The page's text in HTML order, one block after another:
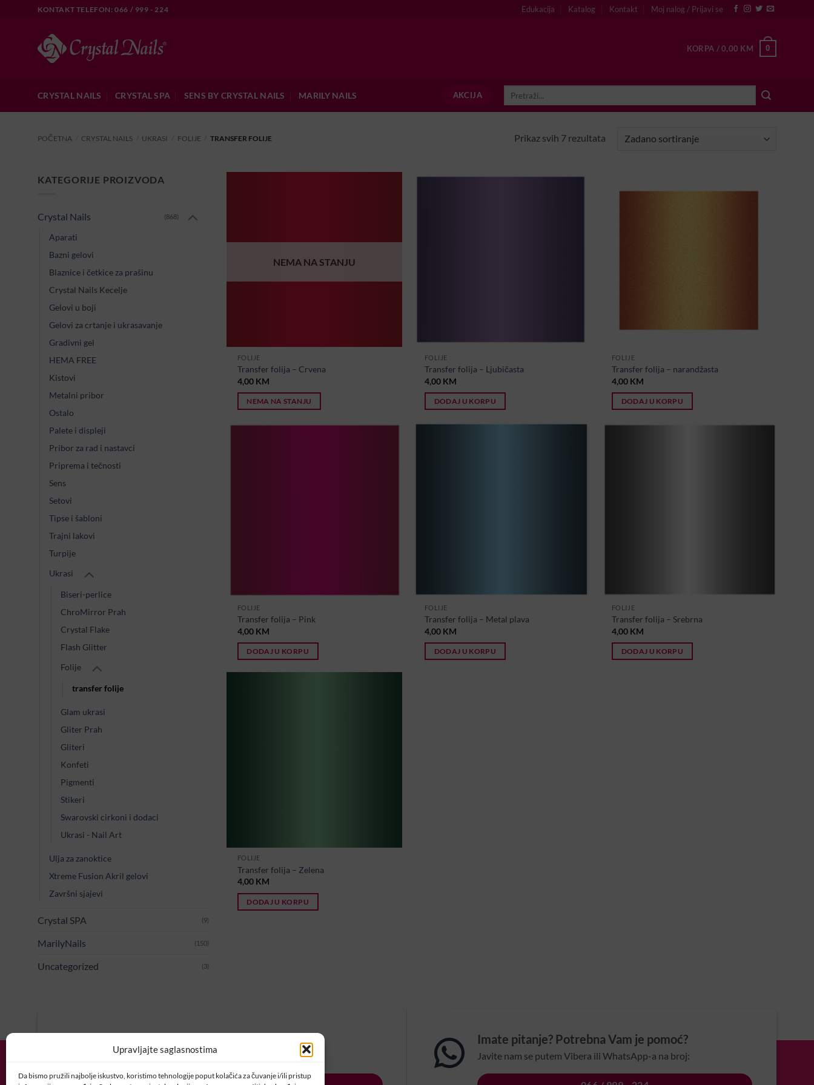
Upravljajte saglasnostima
Da bismo pružili najbolje iskustvo, koristimo tehnologije poput kolačića za čuvanje i/ili pristup
KONTAKT TELEFON: 066 / 999 - 224 Edukacija Katalog Kontakt Moj nalog / Prijavi se
KORPA /0,00 KM 0
CRYSTAL NAILS CRYSTAL SPA SENS BY CRYSTAL NAILS MARILY NAILS AKCIJA
POČETNA CRYSTAL NAILS UKRASI FOLIJE TRANSFER FOLIJE Prikaz svih 7 rezultata
KATEGORIJE PROIZVODA
Crystal Nails (868)
Aparati
Bazni gelovi
Blaznice i četkice za prašinu
Crystal Nails Kecelje
Gelovi u boji
Gelovi za crtanje i ukrasavanje
Gradivni gel
HEMA FREE
Kistovi
Metalni pribor
Ostalo
Palete i displeji
Pribor za rad i nastavci
Priprema i tečnosti
Sens
Setovi
Tipse i šabloni
Trajni lakovi
Turpije
Ukrasi
Biseri-perlice
ChroMirror Prah
Crystal Flake
Flash Glitter
Folije
transfer folije
Glam ukrasi
Gliter Prah
Gliteri
Konfeti
Pigmenti
Stikeri
Swarovski cirkoni i dodaci
Ukrasi - Nail Art
Ulja za zanoktice
Xtreme Fusion Akril gelovi
Završni sjajevi
Crystal SPA (9)
MarilyNails (150)
Uncategorized (3)
NEMA NA STANJU
FOLIJE
Transfer folija – Crvena
4,00 KM
NEMA NA STANJU
FOLIJE
Transfer folija – Ljubičasta
4,00 KM
DODAJ U KORPU
FOLIJE
Transfer folija – narandžasta
4,00 KM
DODAJ U KORPU
FOLIJE
Transfer folija – Pink
4,00 KM
DODAJ U KORPU
FOLIJE
Transfer folija – Metal plava
4,00 KM
DODAJ U KORPU
FOLIJE
Transfer folija – Srebrna
4,00 KM
DODAJ U KORPU
FOLIJE
Transfer folija – Zelena
4,00 KM
DODAJ U KORPU
Vaš CV i motivaciono pismo šaljite nam na email:
Imate pitanje? Potrebna Vam je pomoć?
Javite nam se putem Vibera ili WhatsApp-a na broj: